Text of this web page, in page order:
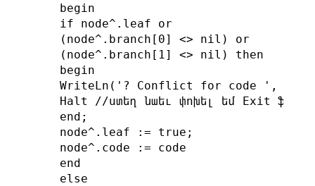
begin
if node^.leaf or
(node^.branch[0] <> nil) or
(node^.branch[1] <> nil) then
begin
WriteLn('? Conflict for code ',
Halt //ստեղ նաեւ փոխել եմ Exit
end;
node^.leaf := true;
node^.code := code
end
else